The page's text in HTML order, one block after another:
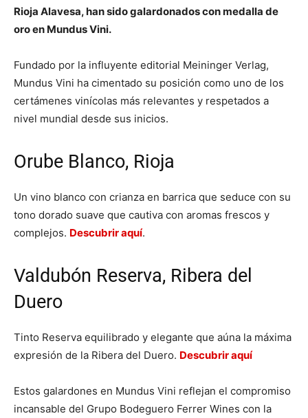
Rioja Alavesa, han sido galardonados con medalla de
oro en Mundus Vini.
Fundado por la influyente editorial Meininger Verlag,
Mundus Vini ha cimentado su posición como uno de los
certámenes vinícolas más relevantes y respetados a
nivel mundial desde sus inicios.
Orube Blanco, Rioja
Un vino blanco con crianza en barrica que seduce con su
tono dorado suave que cautiva con aromas frescos y
complejos. Descubrir aquí.
Valdubón Reserva, Ribera del
Duero
Tinto Reserva equilibrado y elegante que aúna la máxima
expresión de la Ribera del Duero. Descubrir aquí
Estos galardones en Mundus Vini reflejan el compromiso
incansable del Grupo Bodeguero Ferrer Wines con la